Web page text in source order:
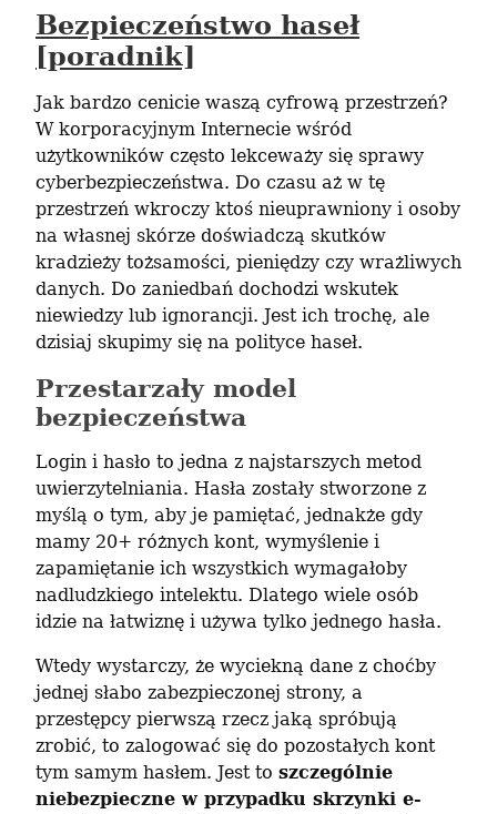
Bezpieczeństwo haseł
[poradnik]
Jak bardzo cenicie waszą cyfrową przestrzeń?
W korporacyjnym Internecie wśród
użytkowników często lekceważy się sprawy
cyberbezpieczeństwa. Do czasu aż w tę
przestrzeń wkroczy ktoś nieuprawniony i osoby
na własnej skórze doświadczą skutków
kradzieży tożsamości, pieniędzy czy wrażliwych
danych. Do zaniedbań dochodzi wskutek
niewiedzy lub ignorancji. Jest ich trochę, ale
dzisiaj skupimy się na polityce haseł.
Przestarzały model
bezpieczeństwa
Login i hasło to jedna z najstarszych metod
uwierzytelniania. Hasła zostały stworzone z
myślą o tym, aby je pamiętać, jednakże gdy
mamy 20+ różnych kont, wymyślenie i
zapamiętanie ich wszystkich wymagałoby
nadludzkiego intelektu. Dlatego wiele osób
idzie na łatwiznę i używa tylko jednego hasła.
Wtedy wystarczy, że wyciekną dane z choćby
jednej słabo zabezpieczonej strony, a
przestępcy pierwszą rzecz jaką spróbują
zrobić, to zalogować się do pozostałych kont
tym samym hasłem. Jest to szczególnie
niebezpieczne w przypadku skrzynki e-